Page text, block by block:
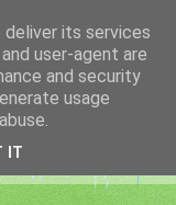
its services
user-agent are
and security
usage
IT